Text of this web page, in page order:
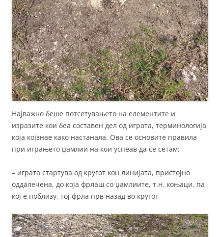
Најважно беше потсетувањето на елементите и
изразите кои беа составен дел од играта, терминологија
која којзнае како настанала. Ова се основите правила
при играњето џамлии на кои успеав да се сетам:
– играта стартува од кругот кон линијата, пристојно
оддалечена, до која фрлаш со џамлиите, т.н. коњаци, па
кој е поблизу, тој фрла прв назад во кругот